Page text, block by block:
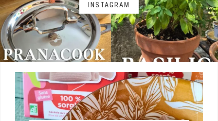
INSTAGRAM